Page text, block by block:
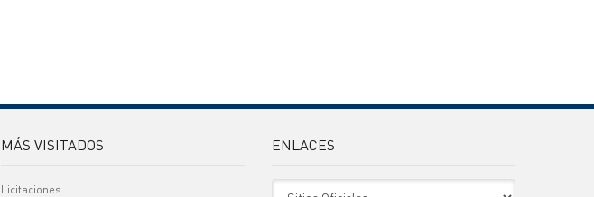
MÁS VISITADOS
Licitaciones
ENLACES